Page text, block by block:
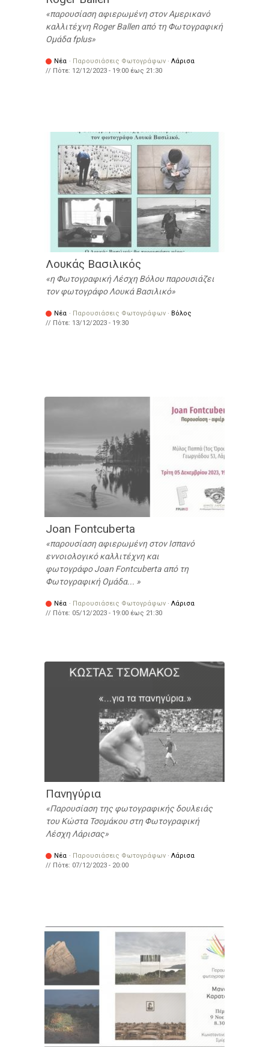
παρουσίαση αφιερωμένη στον Αμερικανό
καλλιτέχνη Roger Ballen από τη Φωτογραφική
Ομάδα fplus
Νέα · Παρουσιάσεις Φωτογράφων · Λάρισα
// Πότε: 12/12/2023 - 19:00 έως 21:30
Λουκάς Βασιλικός
η Φωτογραφική Λέσχη Βόλου παρουσιάζει
τον φωτογράφο Λουκά Βασιλικό
Νέα · Παρουσιάσεις Φωτογράφων · Βόλος
// Πότε: 13/12/2023 - 19:30
Joan Fontcuberta
παρουσίαση αφιερωμένη στον Ισπανό
εννοιολογικό καλλιτέχνη και
φωτογράφο Joan Fontcuberta από τη
Φωτογραφική Ομάδα...
Νέα · Παρουσιάσεις Φωτογράφων · Λάρισα
// Πότε: 05/12/2023 - 19:00 έως 21:30
Πανηγύρια
Παρουσίαση της φωτογραφικής δουλειάς
του Κώστα Τσομάκου στη Φωτογραφική
Λέσχη Λάρισας
Νέα · Παρουσιάσεις Φωτογράφων · Λάρισα
// Πότε: 07/12/2023 - 20:00